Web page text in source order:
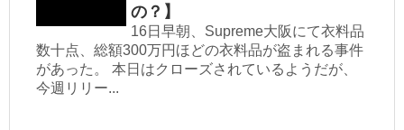
の？】
16日早朝、Supreme大阪にて衣料品
数十点、総額300万円ほどの衣料品が盗まれる事件
があった。 本日はクローズされているようだが、
今週リリー...